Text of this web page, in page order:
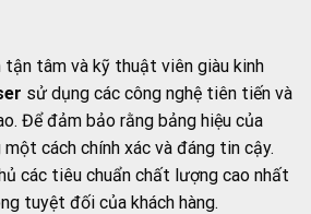
tận tâm và kỹ thuật viên giàu kinh
sử dụng các công nghệ tiên tiến và
Để đảm bảo rằng bảng hiệu của
cách chính xác và đáng tin cậy.
các tiêu chuẩn chất lượng cao nhất
tuyệt đối của khách hàng.